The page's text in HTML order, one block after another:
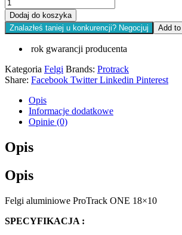
Dodaj do koszyka
Znalazłeś taniej u konkurencji? Negocjuj
Add
rok gwarancji producenta
Kategoria Felgi Brands: Protrack
Share: Facebook Twitter Linkedin Pinterest
Opis
Informacje dodatkowe
Opinie (0)
Opis
Opis
Felgi aluminiowe ProTrack ONE 18×10
SPECYFIKACJA :